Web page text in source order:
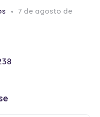
7 de agosto de